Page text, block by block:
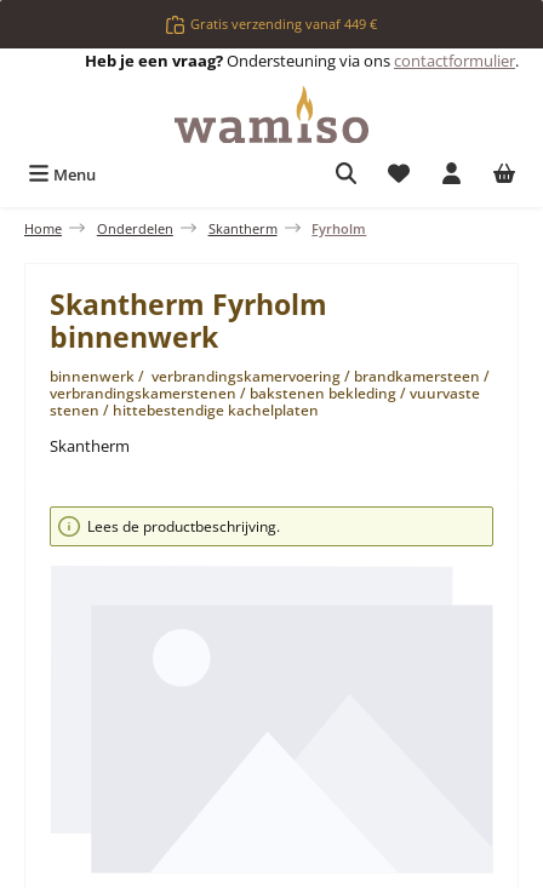
Ga naar de hoofdinhoudGratis verzending vanaf 449 €
Heb je een vraag?Ondersteuning via onscontactformulier.
Menu Je hebt 0 items
Home Onderdelen Skantherm Fyrholm
Skantherm Fyrholm
binnenwerk
binnenwerk / verbrandingskamervoering / brandkamersteen /
verbrandingskamerstenen / bakstenen bekleding / vuurvaste
stenen / hittebestendige kachelplaten
Skantherm
Afbeeldingengalerij overslaan
Lees de productbeschrijving.